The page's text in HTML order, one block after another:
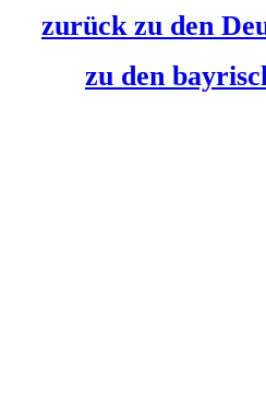
zurück zu den
zu den